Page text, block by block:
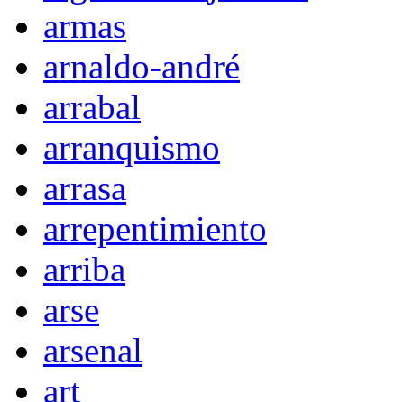
armas
arnaldo-andré
arrabal
arranquismo
arrasa
arrepentimiento
arriba
arse
arsenal
art